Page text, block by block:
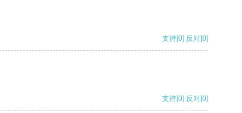
支持[0] 反对[0]
支持[0] 反对[0]